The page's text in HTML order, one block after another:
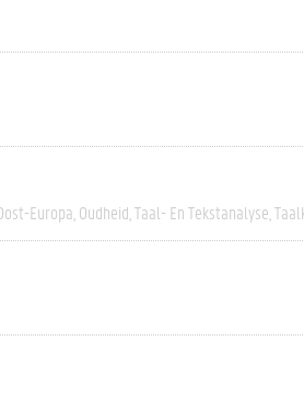
Europa Oudheid Taal- En Tekstanalyse